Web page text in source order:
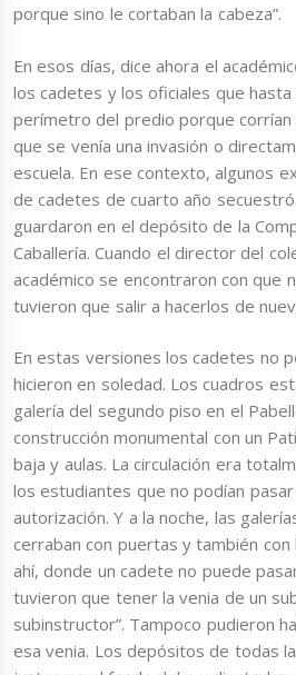
porque sino le cortaban la cabeza”.
En esos días, dice ahora el
los cadetes y los oficiales que
perímetro del predio porque
que se venía una invasión o
escuela. En ese contexto, algunos
de cadetes de cuarto año
guardaron en el depósito de la
Caballería. Cuando el director del
académico se encontraron con que
tuvieron que salir a hacerlos de
En estas versiones los cadetes no
hicieron en soledad. Los cuadros
galería del segundo piso en el
construcción monumental con un
baja y aulas. La circulación era
los estudiantes que no podían
autorización. Y a la noche, las
cerraban con puertas y también con
ahí, donde un cadete no puede
tuvieron que tener la venia de un
subinstructor”. Tampoco pudieron
esa venia. Los depósitos de todas